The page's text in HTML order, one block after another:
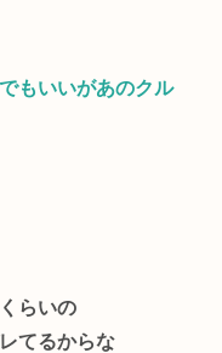
もいいがあのクル
らいの
てるからな